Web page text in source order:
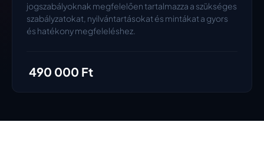
jogszabályoknak megfelelően tartalmazza a szükséges
szabályzatokat, nyilvántartásokat és mintákat a gyors
és hatékony megfeleléshez.
490 000 Ft